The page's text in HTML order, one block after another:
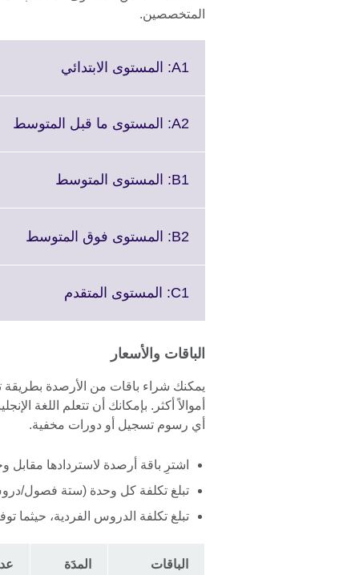
المتخصصين.
A1: المستوى الابتدائي
More
A2: المستوى ما قبل المتوسط
B1: المستوى المتوسط
More
B2: المستوى فوق المتوسط
C1: المستوى المتقدم
available.
الباقات والأسعار
يمكنك شراء باقات من الأرصدة بطريقة
أي رسوم تسجيل أو دورات مخفية.
اشترِ باقة أرصدة لاستردادها
تبلغ تكلفة كل وحدة (ستة فصول/دروس مدة كل
تبلغ تكلفة الدروس الفردية، حيثما توفرت (فصل واحد
الباقات المدَة